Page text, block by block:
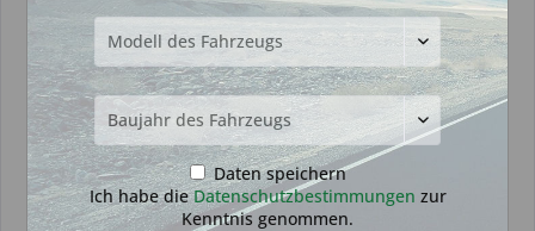
Daten speichern
Ich habe dieDatenschutzbestimmungen zur
Kenntnis genommen.